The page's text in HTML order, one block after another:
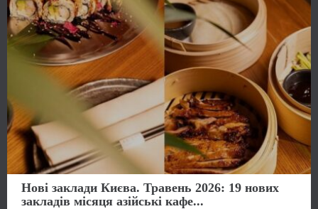
Нові заклади Києва. Травень 2026: 19 нових
закладів місяця азійські кафе...